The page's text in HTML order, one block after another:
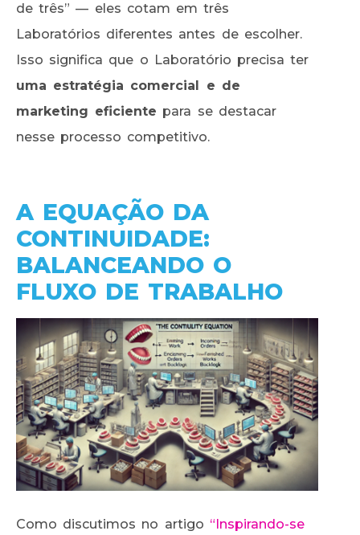
de três” — eles cotam em três
Laboratórios diferentes antes de escolher.
Isso significa que o Laboratório precisa ter
uma estratégia comercial e de
marketing eficiente para se destacar
nesse processo competitivo.
A EQUAÇÃO DA
CONTINUIDADE:
BALANCEANDO O
FLUXO DE TRABALHO
Como discutimos no artigo “Inspirando-se